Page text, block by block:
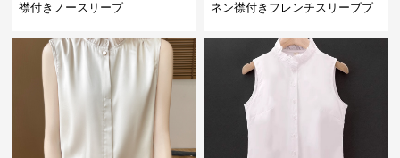
襟付きノースリーブ
ネン襟付きフレンチスリーブブ